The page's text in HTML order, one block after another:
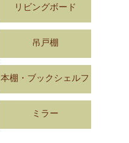
リビングボード
吊戸棚
本棚・ブックシェルフ
ミラー